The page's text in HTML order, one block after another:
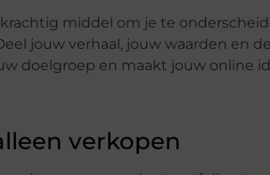
middel om je te
jouw verhaal, jouw waarden en
doelgroep en maakt jouw online
verkopen